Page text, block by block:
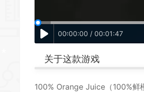
00:00:00 / 00:01:47
关于这款游戏
100% Orange Juice（100%鲜